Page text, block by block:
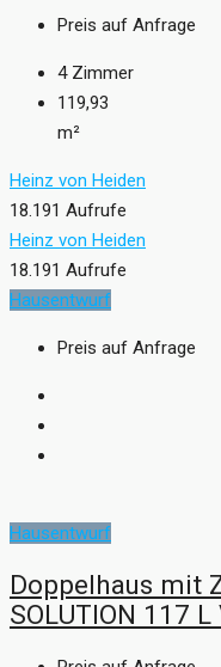
Preis auf Anfrage
4 Zimmer
119,93
m²
Heinz von Heiden
18.191 Aufrufe
Heinz von Heiden
18.191 Aufrufe
Hausentwurf
Preis auf Anfrage
Hausentwurf
Doppelhaus mit
SOLUTION 117 L